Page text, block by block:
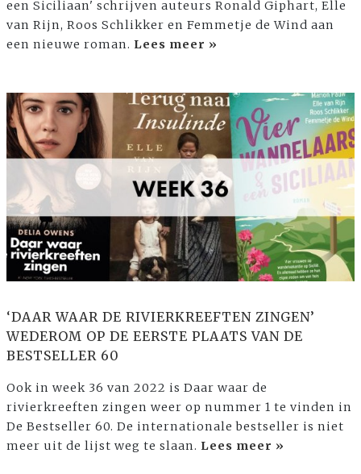
een Siciliaan' schrijven auteurs Ronald Giphart, Elle
van Rijn, Roos Schlikker en Femmetje de Wind aan
een nieuwe roman. Lees meer »
‘DAAR WAAR DE RIVIERKREEFTEN ZINGEN’
WEDEROM OP DE EERSTE PLAATS VAN DE
BESTSELLER 60
Ook in week 36 van 2022 is Daar waar de
rivierkreeften zingen weer op nummer 1 te vinden in
De Bestseller 60. De internationale bestseller is niet
meer uit de lijst weg te slaan. Lees meer »